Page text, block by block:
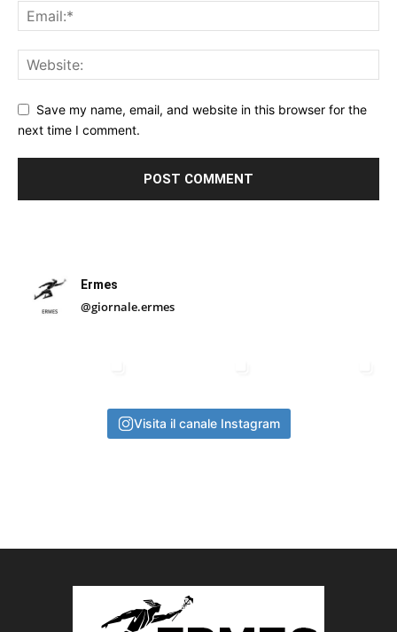
Save my name, email, and website in this browser for the
next time I comment.
Ermes
@giornale.ermes
Visita il canale Instagram